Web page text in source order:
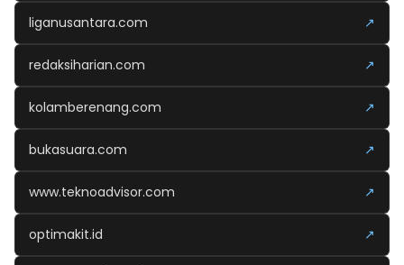
liganusantara.com ↗
redaksiharian.com ↗
kolamberenang.com ↗
bukasuara.com ↗
www.teknoadvisor.com ↗
optimakit.id ↗